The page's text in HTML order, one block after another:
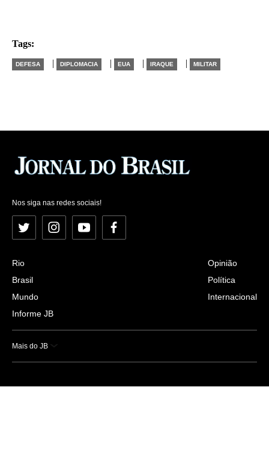
Tags:
DEFESA | DIPLOMACIA | EUA | IRAQUE | MILITAR
Nos siga nas redes sociais!
Twitter InstagramYouTubeFacebook
Rio
Brasil
Mundo
Informe JB
Opinião
Política
Internacional
Mais do JB
Esportes